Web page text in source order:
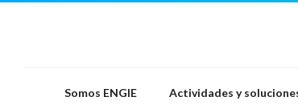
Somos ENGIE Actividades y